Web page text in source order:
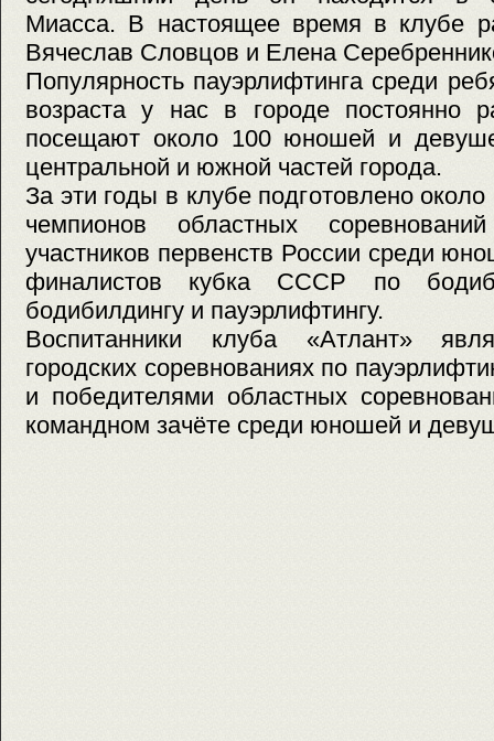
Миасса. В настоящее время в клубе
Вячеслав Словцов и Елена
Популярность пауэрлифтинга среди
возраста у нас в городе постоянно
посещают около 100 юношей и
центральной и южной частей города.
За эти годы в клубе подготовлено
чемпионов областных
участников первенств России среди
финалистов кубка СССР по
бодибилдингу и пауэрлифтингу.
Воспитанники клуба «Атлант»
городских соревнованиях по
и победителями областных
командном зачёте среди юношей и